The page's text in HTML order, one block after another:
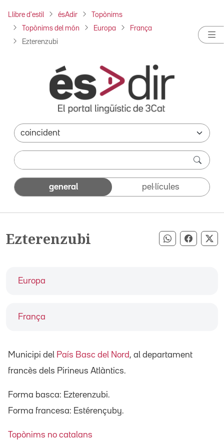
Llibre d'estil ésAdir Topònims
Topònims del món Europa França
Ezterenzubi
general pel·lícules
Ezterenzubi Compartir
Europa
França
Municipi del País Basc del Nord, al departament
francès dels Pirineus Atlàntics.
Forma basca: Ezterenzubi.
Forma francesa: Estérençuby.
Topònims no catalans